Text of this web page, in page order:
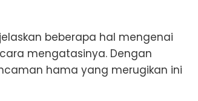
beberapa hal mengenai
mengatasinya. Dengan
hama yang merugikan ini